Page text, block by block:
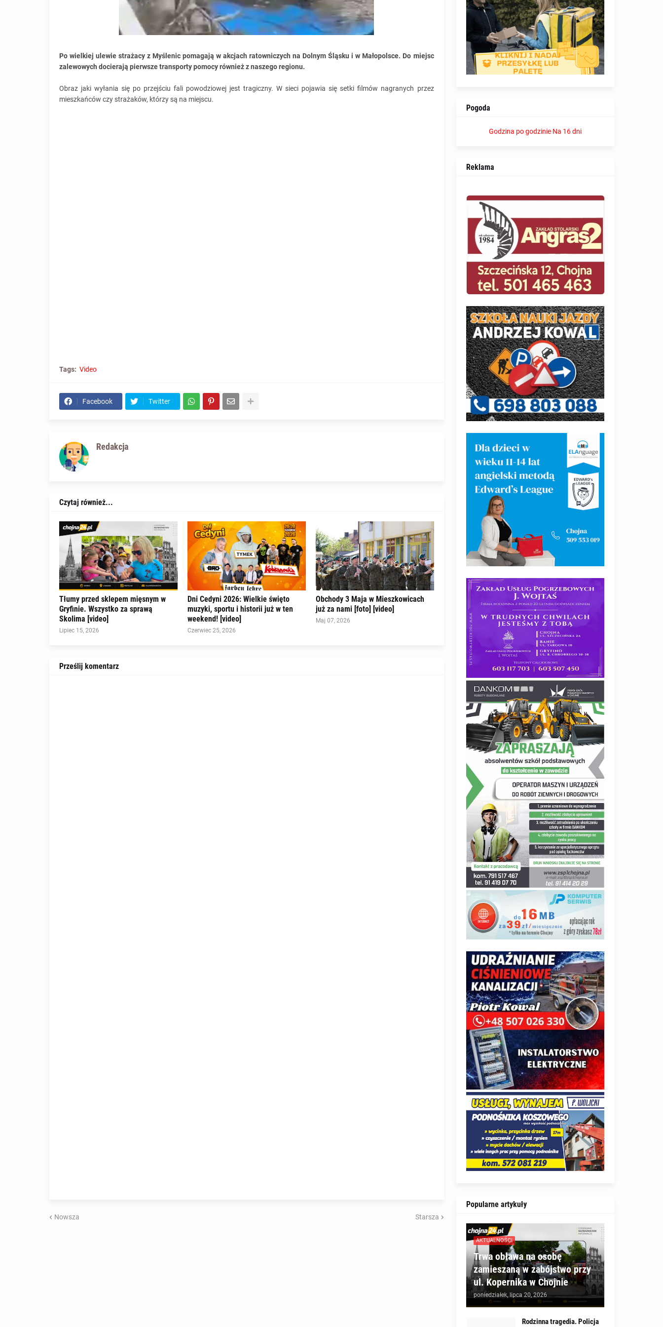
Po wielkiej ulewie strażacy z Myślenic pomagają w akcjach ratowniczych na Dolnym Śląsku i w Małopolsce. Do miejsc
zalewowych docierają pierwsze transporty pomocy również z naszego regionu.
Obraz jaki wyłania się po przejściu fali powodziowej jest tragiczny. W sieci pojawia się setki filmów nagranych przez
mieszkańców czy strażaków, którzy są na miejscu.
Tags: Video
Facebook Twitter
Redakcja
Czytaj również...
Tłumy przed sklepem mięsnym w
Gryfinie. Wszystko za sprawą
Skolima [video]
Lipiec 15, 2026
Dni Cedyni 2026: Wielkie święto
muzyki, sportu i historii już w ten
weekend! [video]
Czerwiec 25, 2026
Obchody 3 Maja w Mieszkowicach
już za nami [foto] [video]
Maj 07, 2026
Prześlij komentarz
Nowsza Starsza
Pogoda
Godzina po godzinie Na 16 dni
Reklama
Popularne artykuły
AKTUALNOŚCI
Trwa obława na osobę
zamieszaną w zabójstwo przy
ul. Kopernika w Chojnie
poniedziałek, lipca 20, 2026
Rodzinna tragedia. Policja